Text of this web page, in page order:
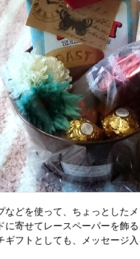
などを使って、ちょっとした
に寄せてレースペーパーを飾
ギフトとしても、メッセージ入